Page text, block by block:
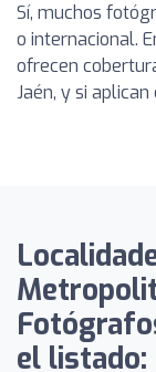
Sí, muchos
o internacional.
ofrecen
Jaén, y si
el listado: